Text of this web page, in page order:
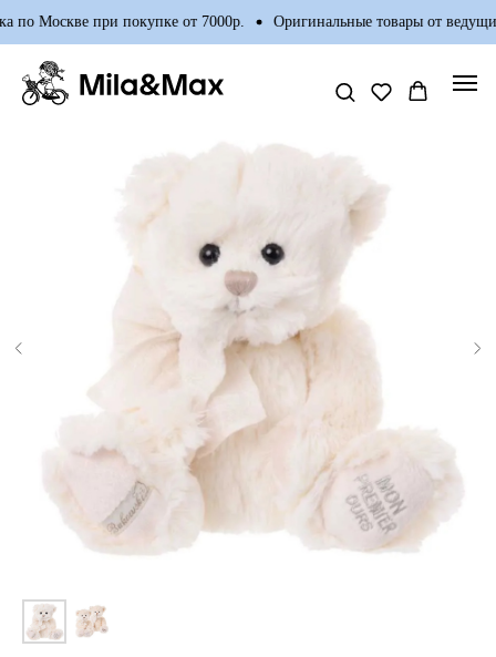
по Москве при покупке от 7000р. Оригинальные товары от